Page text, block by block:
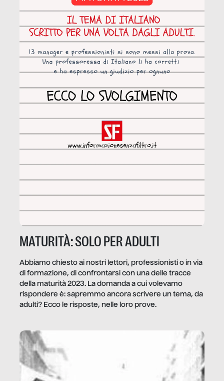
MATURITÀ: SOLO PER ADULTI
Abbiamo chiesto ai nostri lettori, professionisti o in via
di formazione, di confrontarsi con una delle tracce
della maturità 2023. La domanda a cui volevamo
rispondere è: sapremmo ancora scrivere un tema, da
adulti? Ecco le risposte, nelle loro prove.